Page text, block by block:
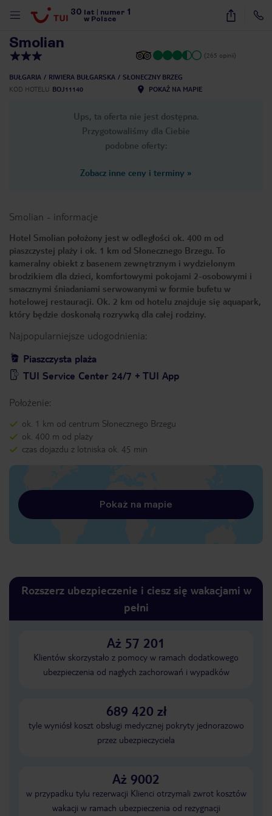
30 lat numer 1
w Polsce
9
Smolian
(265 opinii)
BUŁGARIA RIWIERA BUŁGARSKA
SŁONECZNY BRZEG
KOD HOTELU BOJ11140 POKAŻ NA MAPIE
Ups, ta oferta nie jest dostępna.
Przygotowaliśmy dla Ciebie
podobne oferty:
Zobacz inne ceny i terminy »
Smolian - informacje
Hotel Smolian położony jest w odległości ok. 400 m od
piaszczystej plaży i ok. 1 km od Słonecznego Brzegu. To
kameralny obiekt z basenem zewnętrznym i wydzielonym
brodzikiem dla dzieci, komfortowymi pokojami 2-osobowymi i
smacznymi śniadaniami serwowanymi w formie bufetu w
hotelowej restauracji. Ok. 2 km od hotelu znajduje się aquapark,
który będzie doskonałą rozrywką dla całej rodziny.
Najpopularniejsze udogodnienia:
Piaszczysta plaża
TUI Service Center 24/7 + TUI App
Położenie:
ok. 1 km od centrum Słonecznego Brzegu
ok. 400 m od plaży
czas dojazdu z lotniska ok. 45 min
Pokaż na mapie
Rozszerz ubezpieczenie i ciesz się wakacjami w
pełni
Aż 57 201
Klientów skorzystało z pomocy w ramach dodatkowego
ubezpieczenia od nagłych zachorowań i wypadków
689 420 zł
tyle wyniósł koszt obsługi medycznej pokryty jednorazowo
przez ubezpieczyciela
Aż 9002
w przypadku tylu rezerwacji Klienci otrzymali zwrot kosztów
wakacji w ramach ubezpieczenia od rezygnacji